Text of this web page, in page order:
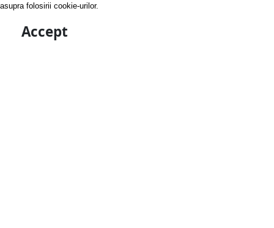
asupra folosirii cookie-urilor.
Accept